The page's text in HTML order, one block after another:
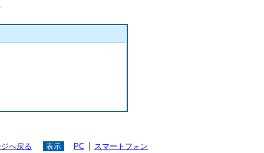
へ戻る 表示 PC スマートフォン